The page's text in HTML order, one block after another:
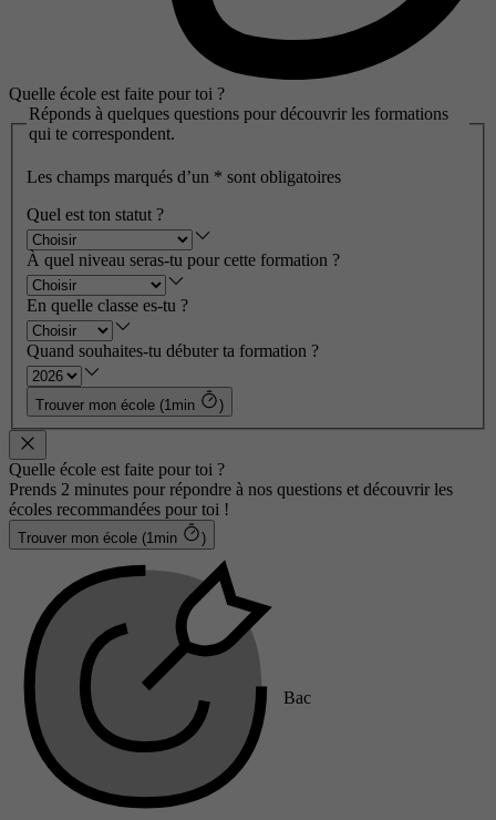
Quelle école est faite pour toi ?
Réponds à quelques questions pour découvrir les formations
qui te correspondent.
Les champs marqués d’un * sont obligatoires
Quel est ton statut ?
À quel niveau seras-tu pour cette formation ?
En quelle classe es-tu ?
Quand souhaites-tu débuter ta formation ?
Trouver mon école (1min )
Quelle école est faite pour toi ?
Prends 2 minutes pour répondre à nos questions et découvrir les
écoles recommandées pour toi !
Trouver mon école (1min )
Bac